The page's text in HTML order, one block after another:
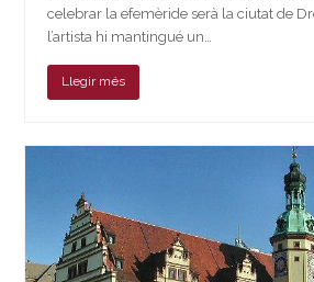
celebrar la efemèride serà la ciutat de
l’artista hi mantingué un…
Llegir més